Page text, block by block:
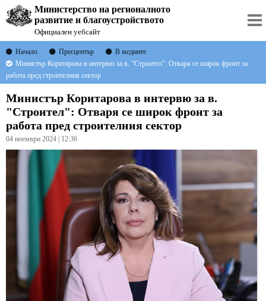
Министерство на регионалното
развитие и благоустройството
Официален уебсайт
Начало Пресцентър
В медиите
Министър Коритарова в интервю за в. "Строител": Отваря се широк фронт за
работа пред строителния сектор
Министър Коритарова в интервю за в.
"Строител": Отваря се широк фронт за
работа пред строителния сектор
04 ноември 2024 | 12:36